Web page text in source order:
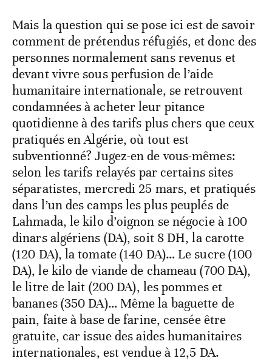
Mais la question qui se pose ici est de savoir
comment de prétendus réfugiés, et donc des
personnes normalement sans revenus et
devant vivre sous perfusion de l’aide
humanitaire internationale, se retrouvent
condamnées à acheter leur pitance
quotidienne à des tarifs plus chers que ceux
pratiqués en Algérie, où tout est
subventionné? Jugez-en de vous-mêmes:
selon les tarifs relayés par certains sites
séparatistes, mercredi 25 mars, et pratiqués
dans l’un des camps les plus peuplés de
Lahmada, le kilo d’oignon se négocie à 100
dinars algériens (DA), soit 8 DH, la carotte
(120 DA), la tomate (140 DA)… Le sucre (100
DA), le kilo de viande de chameau (700 DA),
le litre de lait (200 DA), les pommes et
bananes (350 DA)… Même la baguette de
pain, faite à base de farine, censée être
gratuite, car issue des aides humanitaires
internationales, est vendue à 12,5 DA.